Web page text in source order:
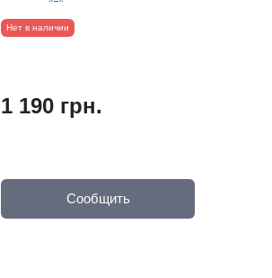
Нет в наличии
1 190 грн.
Сообщить